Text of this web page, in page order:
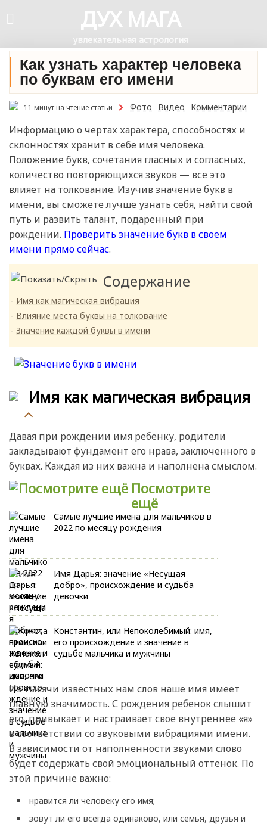
ДУХ МАГА
увлекательная астрология
Как узнать характер человека
по буквам его имени
11 минут на чтение статьи Фото Видео Комментарии
Информацию о чертах характера, способностях и
склонностях хранит в себе имя человека.
Положение букв, сочетания гласных и согласных,
количество повторяющихся звуков — все это
влияет на толкование. Изучив значение букв в
имени, вы сможете лучше узнать себя, найти свой
путь и развить талант, подаренный при
рождении. Проверить значение букв в своем
имени прямо сейчас.
Содержание
Имя как магическая вибрация
Влияние места буквы на толкование
Значение каждой буквы в имени
Имя как магическая вибрация
Давая при рождении имя ребенку, родители
закладывают фундамент его нрава, заключенного в
буквах. Каждая из них важна и наполнена смыслом.
Посмотрите
ещё
Самые лучшие имена для мальчиков в
2022 по месяцу рождения
Имя Дарья: значение «Несущая
добро», происхождение и судьба
девочки
Константин, или Непоколебимый: имя,
его происхождение и значение в
судьбе мальчика и мужчины
Из тысячи известных нам слов наше имя имеет
главную значимость. С рождения ребенок слышит
его, привыкает и настраивает свое внутреннее «я»
в соответствии со звуковыми вибрациями имени.
В зависимости от наполненности звуками слово
будет содержать свой эмоциональный оттенок. По
этой причине важно:
нравится ли человеку его имя;
зовут ли его всегда одинаково, или семья, друзья и